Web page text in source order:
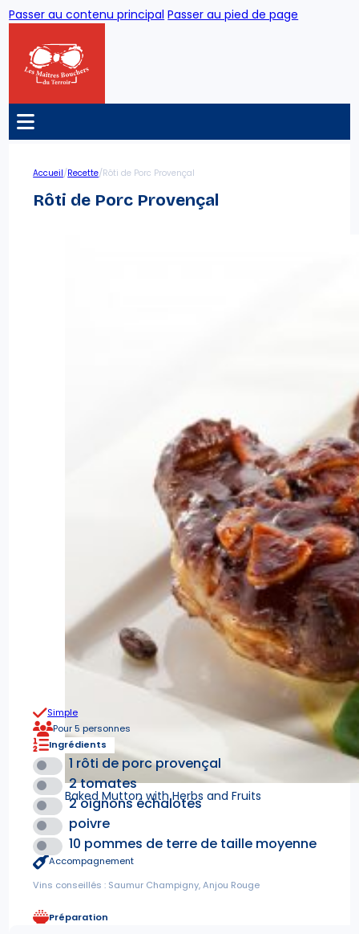
Passer au contenu principal Passer au pied de page
Accueil/Recette/Rôti de Porc Provençal
Rôti de Porc Provençal
Baked Mutton with Herbs and Fruits
Simple
Pour 5 personnes
Ingrédients
1 rôti de porc provençal
2 tomates
2 oignons échalotes
poivre
10 pommes de terre de taille moyenne
Accompagnement
Vins conseillés : Saumur Champigny, Anjou Rouge
Préparation